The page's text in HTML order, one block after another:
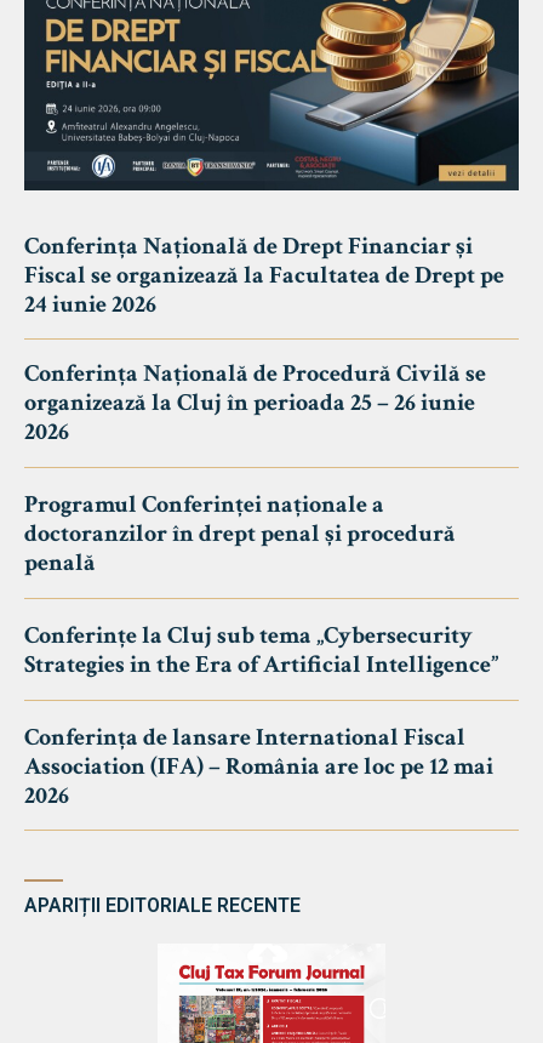
Conferința Națională de Drept Financiar și
Fiscal se organizează la Facultatea de Drept pe
24 iunie 2026
Conferința Națională de Procedură Civilă se
organizează la Cluj în perioada 25 – 26 iunie
2026
Programul Conferinței naționale a
doctoranzilor în drept penal și procedură
penală
Conferințe la Cluj sub tema „Cybersecurity
Strategies in the Era of Artificial Intelligence”
Conferința de lansare International Fiscal
Association (IFA) – România are loc pe 12 mai
2026
APARIȚII EDITORIALE RECENTE